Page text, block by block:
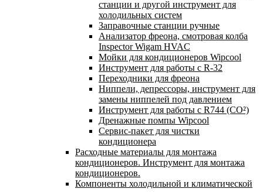
станции и другой инструмент для
холодильных систем
Заправочные станции ручные
Анализатор фреона, смотровая колба
Inspector Wigam HVAC
Мойки для кондиционеров Wipcool
Инструмент для работы с R-32
Переходники для фреона
Ниппели, депрессоры, инструмент для
замены ниппелей под давлением
Инструмент для работы с R744 (CO²)
Дренажные помпы Wipcool
Сервис-пакет для чистки
кондиционера
Расходные материалы для монтажа
кондиционеров. Инструмент для монтажа
кондиционеров.
Компоненты холодильной и климатической